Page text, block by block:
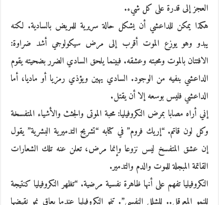
العجز إلى قدرة على كل شيء.
هكذا يمكن للداعشي أن يشكل حالة سريرية للمريض بالسادية. لكنه
يبدو وهو يوزع الموت أقرب إلى مرض سيكولوجي أشد ضراوة:
الافتتان بالموت ومحبته وعشقه. فبينما يلحق السادي الضرر بضحيته يقوم
الداعشي بنفيه من الوجود. السادي يهين ويؤذي رمزيا أو ماديا، أما
الداعشي فليس بوسعه إلا أن يقتل.
إني أراه مصابا بمرض النكروفيليا: محبة الموتى والجثث والأشياء المتفسخة
وكل لون قاتم. “إريك فروم” في كتابه “تشريح التدميرية البشرية” يقول
إن عشق المتفسخ ليس نزوعا وإنما مرض، تعلن عنه تلك الشعارات
القاتمة المبجلة للموت والدم والتدمير.
النكروفيليا تفهم على أنها ظاهرة نفسية مرضية. “تظهر النكروفيليا كنتيجة
للنمو المعرقل.. للشلل النفسي”. تنمو النكروفيليا عندما يعاق نمو نقيضها